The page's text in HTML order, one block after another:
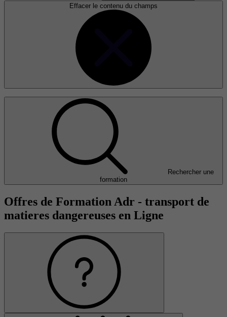
Effacer le contenu du champs
Rechercher une
formation
Offres de Formation Adr - transport de
matieres dangereuses en Ligne